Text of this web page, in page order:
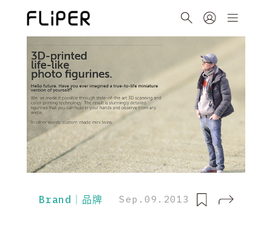
Brand｜品牌 Sep.09.2013